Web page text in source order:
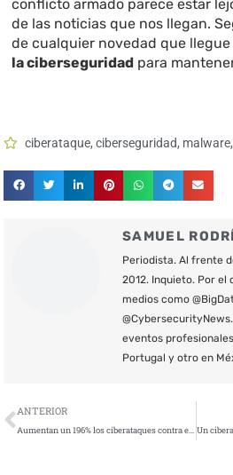
conflicto armado parece estar
de las noticias que nos llegan.
de cualquier novedad que
la ciberseguridad para
ciberataque,ciberseguridad, malware,
SAMUEL
Periodista. Al frente
2012. Inquieto. Por
medios como
eventos
Portugal y otro en
Ant
ANTERIOR
Aumentan un 196% los ciberataques contra el Gobierno y el sector militar de Ucrania en los tres primeros días de combate ￼